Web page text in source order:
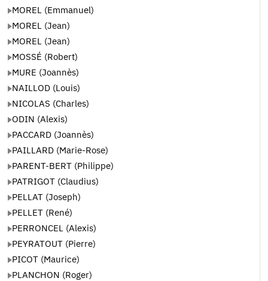
MOREL (Emmanuel)
MOREL (Jean)
MOREL (Jean)
MOSSÉ (Robert)
MURE (Joannès)
NAILLOD (Louis)
NICOLAS (Charles)
ODIN (Alexis)
PACCARD (Joannès)
PAILLARD (Marie-Rose)
PARENT-BERT (Philippe)
PATRIGOT (Claudius)
PELLAT (Joseph)
PELLET (René)
PERRONCEL (Alexis)
PEYRATOUT (Pierre)
PICOT (Maurice)
PLANCHON (Roger)